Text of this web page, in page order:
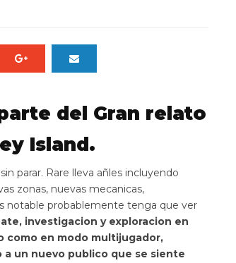
del Gran relato
Island.
parar. Rare lleva añles incluyendo
zonas, nuevas mecanicas,
notable probablemente tenga que ver
investigacion y exploracion en
como en modo multijugador,
un nuevo publico que se siente